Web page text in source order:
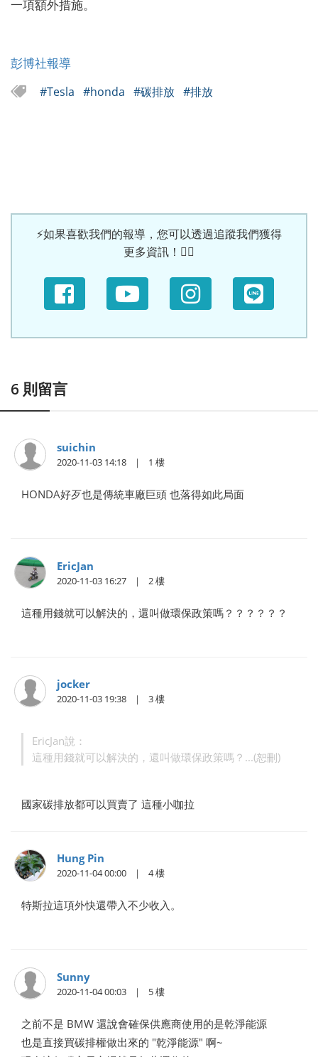
一項額外措施。
彭博社報導
#Tesla #honda #碳排放 #排放
⚡如果喜歡我們的報導，您可以透過追蹤我們獲得
更多資訊！🙆‍♀
6 則留言
suichin
2020-11-03 14:18 1
HONDA好歹也是傳統車廠巨頭 也落得如此局面
EricJan
2020-11-03 16:27 2
這種用錢就可以解決的，還叫做環保政策嗎？？？？？？
jocker
2020-11-03 19:38 3
EricJan說：
這種用錢就可以解決的，還叫做環保政策嗎？...(恕刪)
國家碳排放都可以買賣了 這種小咖拉
Hung Pin
2020-11-04 00:00 4
特斯拉這項外快還帶入不少收入。
Sunny
2020-11-04 00:03 5
之前不是 BMW 還說會確保供應商使用的是乾淨能源
也是直接買碳排權做出來的 "乾淨能源" 啊~